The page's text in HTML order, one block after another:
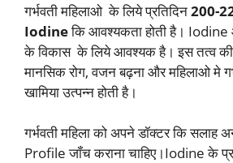
गर्भवती महिलाओ के लिये प्रतिदिन200-
Iodineकि आवश्यकता होती है।
के विकास के लिये आवश्यक है। इस तत्व
मानसिक रोग, वजन बढ़ना और महिलाओ मे
खामिया उत्पन्न होती है।
गर्भवती महिला को अपने डॉक्टर कि सलाह
Profile जॉंच कराना चाहिए।Iodine के